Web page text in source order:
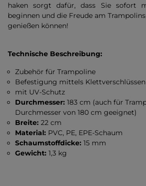
haken sorgt dafür, dass Sie sofort
beginnen und die Freude am
genießen können!
Technische Beschreibung:
Zubehör für Trampoline
Befestigung mittels Klettverschlüssen
mit UV-Schutz
Durchmesser: 183 cm (auch für
Durchmesser von 180 cm geeignet)
Breite:22 cm
Material: PVC, PE, EPE-Schaum
Schaumstoffdicke:15 mm
Gewicht:1,3 kg